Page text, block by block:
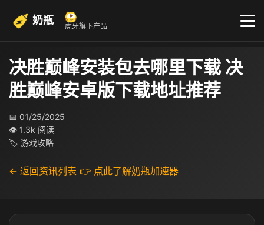
奶瓶 虎牙旗下产品
决胜巅峰安装包去哪里下载 决
胜巅峰安卓版下载地址推荐
📅 01/25/2025
👁 1.3k 阅读
🏷 游戏攻略
← 返回资讯列表 👉 点此了解奶瓶加速器